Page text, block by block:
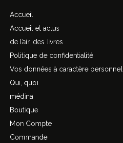
Accueil
Accueil et actus
de l’air, des livres
Politique de confidentialité
Vos données à caractère personnel
Qui, quoi
médina
Boutique
Mon Compte
Commande